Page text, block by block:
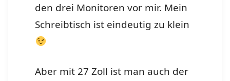
den drei Monitoren vor mir. Mein
Schreibtisch ist eindeutig zu klein
Aber mit 27 Zoll ist man auch der